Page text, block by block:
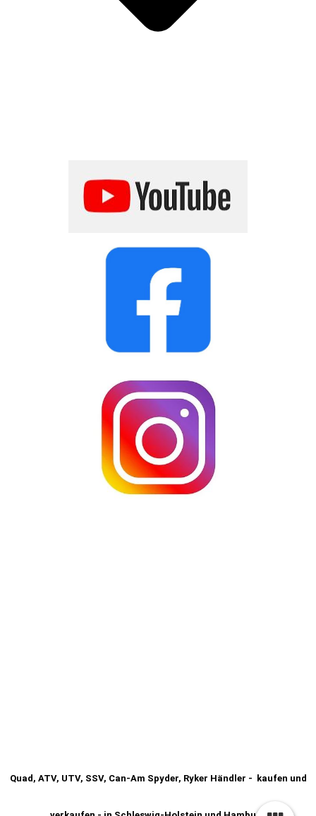
Quad, ATV, UTV, SSV, Can-Am Spyder, Ryker Händler - kaufen und